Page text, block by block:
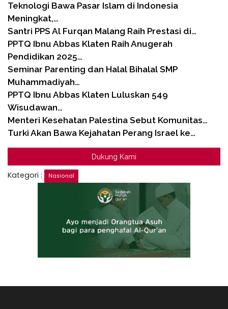
Teknologi Bawa Pasar Islam di Indonesia
Meningkat,…
Santri PPS Al Furqan Malang Raih Prestasi di…
PPTQ Ibnu Abbas Klaten Raih Anugerah
Pendidikan 2025…
Seminar Parenting dan Halal Bihalal SMP
Muhammadiyah…
PPTQ Ibnu Abbas Klaten Luluskan 549
Wisudawan…
Menteri Kesehatan Palestina Sebut Komunitas…
Turki Akan Bawa Kejahatan Perang Israel ke…
Dukung Kami
Kategori : Nasional